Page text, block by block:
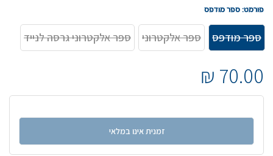
פורמט: ספר מודפס
ספר מודפס ספר אלקטרוני ספר אלקטרוני גרסה לנייד
70.00 ₪
זמנית אינו במלאי